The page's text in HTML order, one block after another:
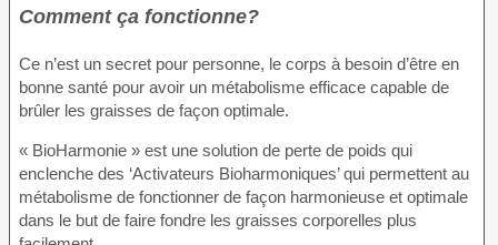
Comment ça fonctionne?
Ce n’est un secret pour personne, le corps à besoin d’être en
bonne santé pour avoir un métabolisme efficace capable de
brûler les graisses de façon optimale.
« BioHarmonie » est une solution de perte de poids qui
enclenche des ‘Activateurs Bioharmoniques’ qui permettent au
métabolisme de fonctionner de façon harmonieuse et optimale
dans le but de faire fondre les graisses corporelles plus